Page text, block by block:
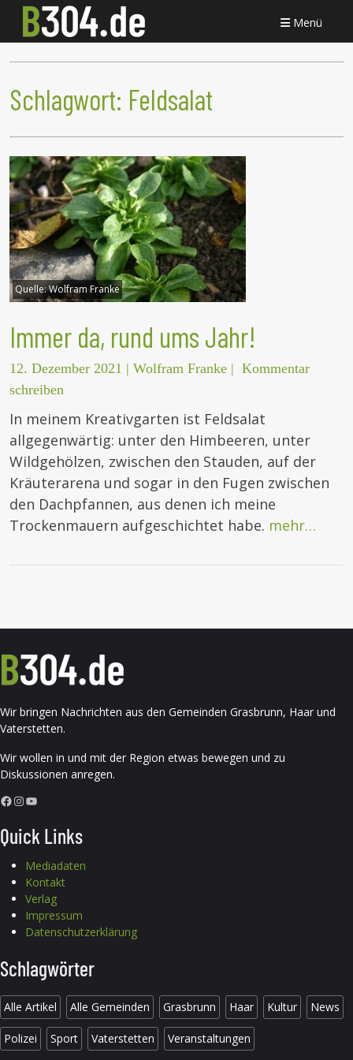
Menü
Schlagwort: Feldsalat
Quelle:Wolfram Franke
Immer da, rund ums Jahr!
12. Dezember 2021 | Wolfram Franke | Kommentar
schreiben
In meinem Kreativgarten ist Feldsalat
allgegenwärtig: unter den Himbeeren, unter
Wildgehölzen, zwischen den Stauden, auf der
Kräuterarena und sogar in den Fugen zwischen
den Dachpfannen, aus denen ich meine
Trockenmauern aufgeschichtet habe. mehr…
Wir bringen Nachrichten aus den Gemeinden Grasbrunn, Haar und
Vaterstetten.
Wir wollen in und mit der Region etwas bewegen und zu
Diskussionen anregen.
Facebook InstagramYouTube
Quick Links
Mediadaten
Kontakt
Verlag
Impressum
Datenschutzerklärung
Schlagwörter
Alle Artikel Alle Gemeinden Grasbrunn Haar Kultur News
Polizei Sport Vaterstetten Veranstaltungen